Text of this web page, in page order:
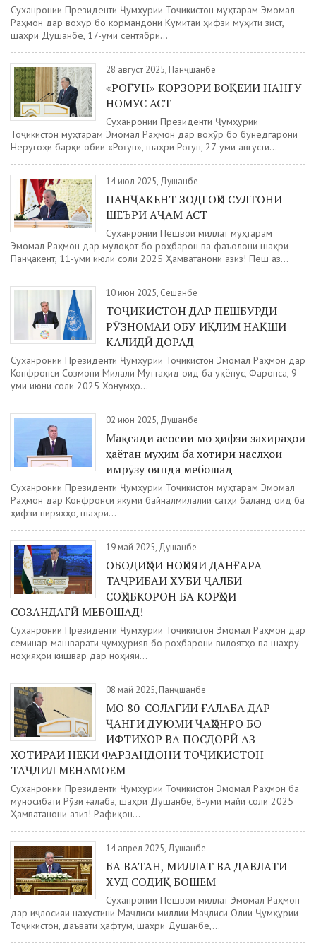
Суханронии Президенти Ҷумҳурии Тоҷикистон муҳтарам Эмомалӣ
Раҳмон дар вохӯрӣ бо кормандони Кумитаи ҳифзи муҳити зист,
шаҳри Душанбе, 17-уми сентябри...
28 август 2025, Панҷшанбе
«РОҒУН» КОРЗОРИ ВОҚЕИИ НАНГУ
НОМУС АСТ
Суханронии Президенти Ҷумҳурии
Тоҷикистон муҳтарам Эмомалӣ Раҳмон дар вохӯрӣ бо бунёдгарони
Неругоҳи барқи обии «Роғун», шаҳри Роғун, 27-уми августи...
14 июл 2025, Душанбе
ПАНҶАКЕНТ ЗОДГОҲИ СУЛТОНИ
ШЕЪРИ АҶАМ АСТ
Cуханронии Пешвои миллат муҳтарам
Эмомалӣ Раҳмон дар мулоқот бо роҳбарон ва фаъолони шаҳри
Панҷакент, 11-уми июли соли 2025 Ҳамватанони азиз! Пеш аз...
10 июн 2025, Сешанбе
ТОҶИКИСТОН ДАР ПЕШБУРДИ
РӮЗНОМАИ ОБУ ИҚЛИМ НАҚШИ
КАЛИДӢ ДОРАД
Суханронии Президенти Ҷумҳурии Тоҷикистон Эмомалӣ Раҳмон дар
Конфронси Созмони Милали Муттаҳид оид ба уқёнус, Фаронса, 9-
уми июни соли 2025 Хонумҳо...
02 июн 2025, Душанбе
Мақсади асосии мо ҳифзи захираҳои
ҳаётан муҳим ба хотири наслҳои
имрӯзу оянда мебошад
Суханронии Президенти Ҷумҳурии Тоҷикистон муҳтарам Эмомалӣ
Раҳмон дар Конфронси якуми байналмилалии сатҳи баланд оид ба
ҳифзи пиряхҳо, шаҳри...
19 май 2025, Душанбе
ОБОДИҲОИ НОҲИЯИ ДАНҒАРА
ТАҶРИБАИ ХУБИ ҶАЛБИ
СОҲИБКОРОН БА КОРҲОИ
СОЗАНДАГӢ МЕБОШАД!
Суханронии Президенти Ҷумҳурии Тоҷикистон Эмомалӣ Раҳмон дар
семинар-машварати ҷумҳуриявӣ бо роҳбарони вилоятҳо ва шаҳру
ноҳияҳои кишвар дар ноҳияи...
08 май 2025, Панҷшанбе
МО 80-СОЛАГИИ ҒАЛАБА ДАР
ҶАНГИ ДУЮМИ ҶАҲОНРО БО
ИФТИХОР ВА ПОСДОРӢ АЗ
ХОТИРАИ НЕКИ ФАРЗАНДОНИ ТОҶИКИСТОН
ТАҶЛИЛ МЕНАМОЕМ
Суханронии Президенти Ҷумҳурии Тоҷикистон Эмомалӣ Раҳмон ба
муносибати Рӯзи ғалаба, шаҳри Душанбе, 8-уми майи соли 2025
Ҳамватанони азиз! Рафиқон...
14 апрел 2025, Душанбе
БА ВАТАН, МИЛЛАТ ВА ДАВЛАТИ
ХУД СОДИҚ БОШЕМ
Суханронии Пешвои миллат Эмомалӣ Раҳмон
дар иҷлосияи нахустини Маҷлиси миллии Маҷлиси Олии Ҷумҳурии
Тоҷикистон, даъвати ҳафтум, шаҳри Душанбе,...